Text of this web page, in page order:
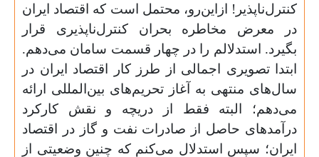
کنترل‌ناپذیر! ازاین‌رو، محتمل است که اقتصاد ایران
در معرض مخاطره بحران کنترل‌ناپذیری قرار
بگیرد. استدلالم را در چهار قسمت سامان می‌دهم.
ابتدا تصویری اجمالی از طرز کار اقتصاد ایران در
سال‌های منتهی به آغاز تحریم‌های بین‌المللی ارائه
می‌دهم؛ البته فقط از دریچه و نقش کارکرد
درآمدهای حاصل از صادرات نفت و گاز در اقتصاد
ایران؛ سپس استدلال می‌کنم که چنین وضعیتی از